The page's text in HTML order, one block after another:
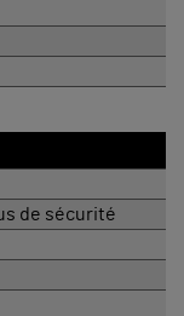
de sécurité